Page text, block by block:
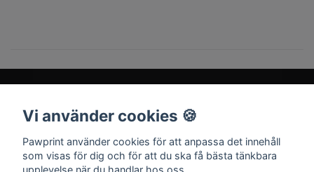
Sociala medier
Vi använder cookies 🍪
Pawprint använder cookies för att anpassa det innehåll
som visas för dig och för att du ska få bästa tänkbara
upplevelse när du handlar hos oss.